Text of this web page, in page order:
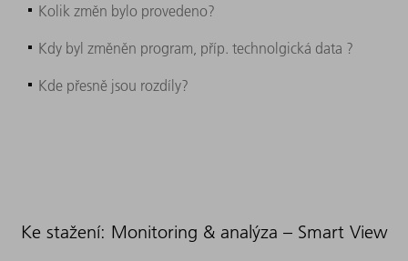
Kolik změn bylo provedeno?
Kdy byl změněn program, příp. technolgická data ?
Kde přesně jsou rozdíly?
Ke stažení: Monitoring & analýza – Smart View